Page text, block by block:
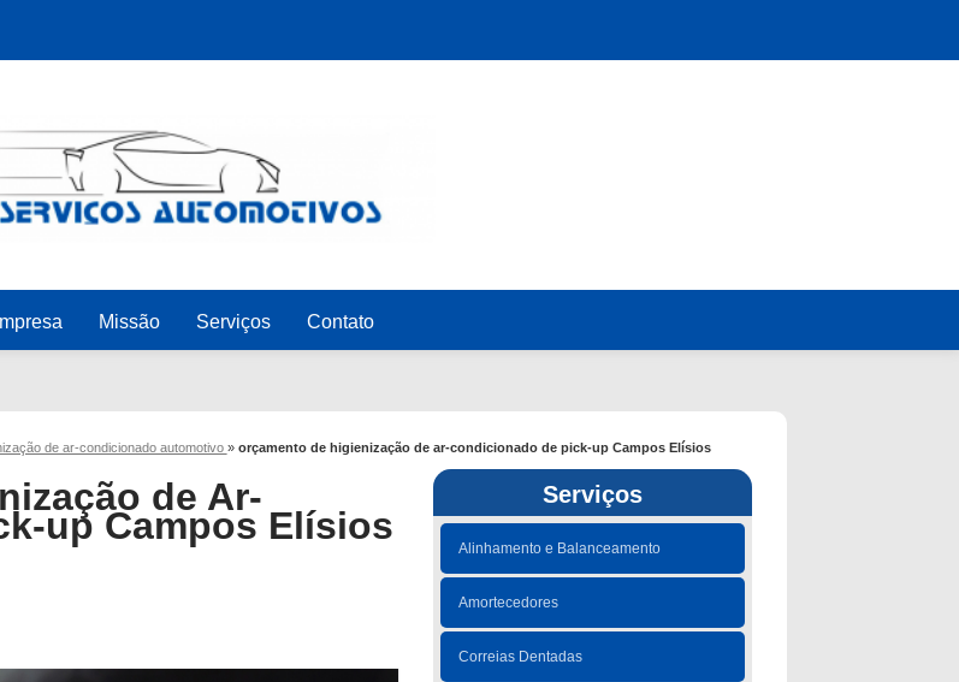
Missão Serviços Contato
de ar-condicionado automotivo » orçamento de higienização de ar-condicionado de pick-up Campos Elísios
Serviços
Alinhamento e Balanceamento
Amortecedores
Correias Dentadas
de Ar-
up Campos Elísios